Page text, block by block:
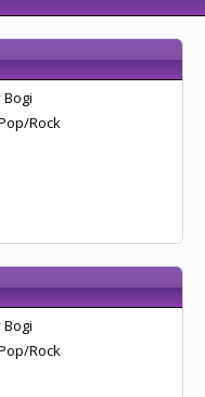
Bogi
Rock
Bogi
Rock